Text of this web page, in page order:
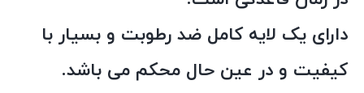
دارای یک لایه کامل ضد رطوبت و بسیار با
کیفیت و در عین حال محکم می باشد.